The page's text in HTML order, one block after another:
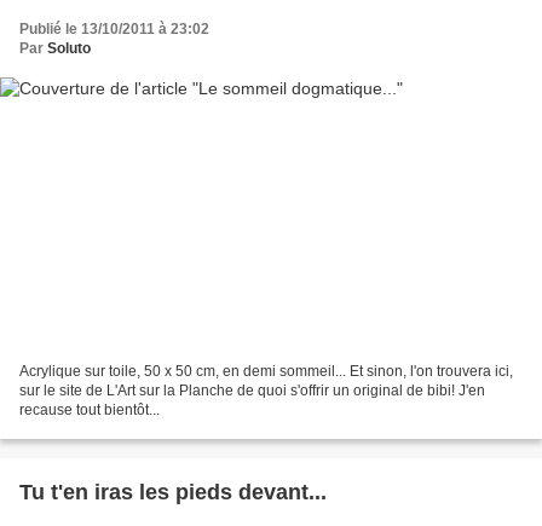
Publié le 13/10/2011 à 23:02
Par Soluto
Acrylique sur toile, 50 x 50 cm, en demi sommeil... Et sinon, l'on trouvera ici,
sur le site de L'Art sur la Planche de quoi s'offrir un original de bibi! J'en
recause tout bientôt...
Tu t'en iras les pieds devant...